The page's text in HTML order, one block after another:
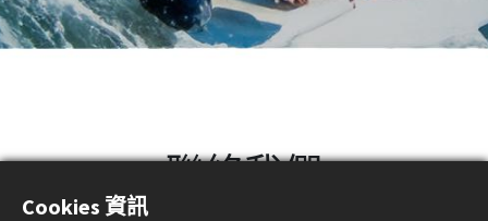
聯絡我們
Cookies 資訊